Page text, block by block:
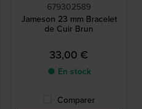
679302589
Jameson 23 mm Bracelet
de Cuir Brun
33,00 €
● En stock
Comparer